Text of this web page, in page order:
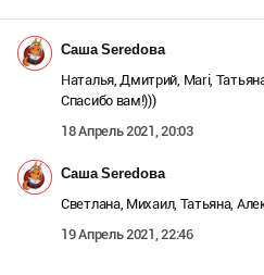
Саша Seredова
Наталья, Дмитрий, Mari,
Спасибо вам!)))
18 Апрель 2021, 20:03
Саша Seredова
Светлана, Михаил, Татьяна,
19 Апрель 2021, 22:46